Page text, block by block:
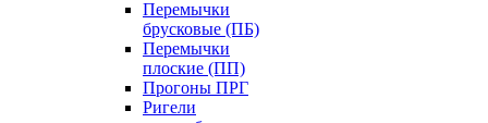
Перемычки
брусковые (ПБ)
Перемычки
плоские (ПП)
Прогоны ПРГ
Ригели